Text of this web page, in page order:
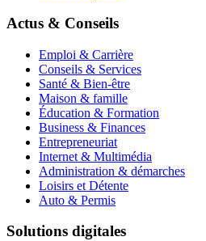
Actus & Conseils
Emploi & Carrière
Conseils & Services
Santé & Bien-être
Maison & famille
Éducation & Formation
Business & Finances
Entrepreneuriat
Internet & Multimédia
Administration & démarches
Loisirs et Détente
Auto & Permis
Solutions digitales